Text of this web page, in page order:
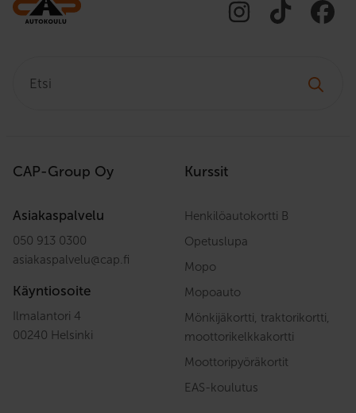
CAP-Group Oy
Asiakaspalvelu
050 913 0300
asiakaspalvelu@cap.fi
Käyntiosoite
Ilmalantori 4
00240 Helsinki
Kurssit
Henkilöautokortti B
Opetuslupa
Mopo
Mopoauto
Mönkijäkortti, traktorikortti,
moottorikelkkakortti
Moottoripyöräkortit
EAS-koulutus